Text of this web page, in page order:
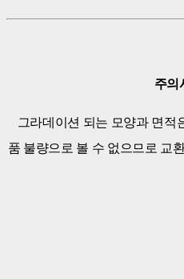
주의
그라데이션 되는 모양과 면적
품 불량으로 볼 수 없으므로 교